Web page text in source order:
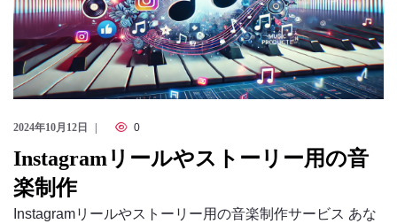
2024年10月12日 0
Instagramリールやストーリー用の音
楽制作
Instagramリールやストーリー用の音楽制作サービス あな